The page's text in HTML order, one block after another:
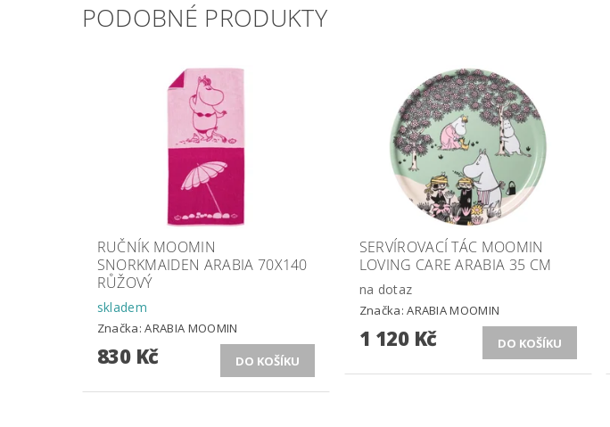
PODOBNÉ PRODUKTY
RUČNÍK MOOMIN
SNORKMAIDEN ARABIA 70X140
RŮŽOVÝ
skladem
Značka:ARABIA MOOMIN
830 Kč
SERVÍROVACÍ TÁC MOOMIN
LOVING CARE ARABIA 35 CM
na dotaz
Značka:ARABIA MOOMIN
1 120 Kč